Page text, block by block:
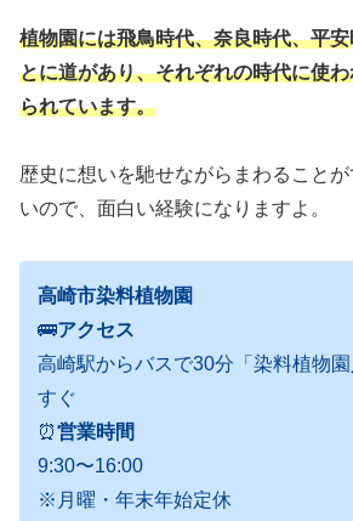
植物園には飛鳥時代、奈良時代、平
とに道があり、それぞれの時代に使
られています。
歴史に想いを馳せながらまわること
いので、面白い経験になりますよ。
高崎市染料植物園
🚌アクセス
高崎駅からバスで30分「染料植物
すぐ
⏰営業時間
9:30〜16:00
※月曜・年末年始定休